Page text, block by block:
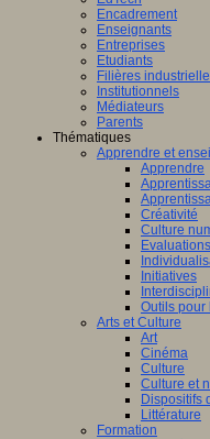
Encadrement
Enseignants
Entreprises
Etudiants
Filières
Institutionnels
Médiateurs
Parents
Thématiques
Apprendre et
Apprendre
Créativité
Culture
Evaluations
Initiatives
Outils pour
Arts et Culture
Art
Cinéma
Culture
Culture et
Dispositifs
Littérature
Formation